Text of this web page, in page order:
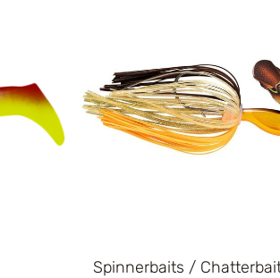
Spinnerbaits /